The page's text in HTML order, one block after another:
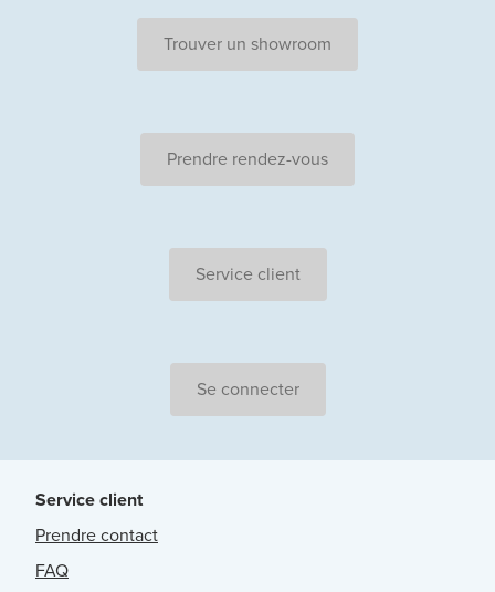
Trouver un showroom
Prendre rendez-vous
Service client
Se connecter
Service client
Prendre contact
FAQ